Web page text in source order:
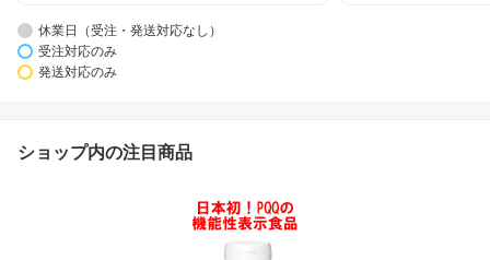
休業日（受注・発送対応なし）
受注対応のみ
発送対応のみ
ショップ内の注目商品